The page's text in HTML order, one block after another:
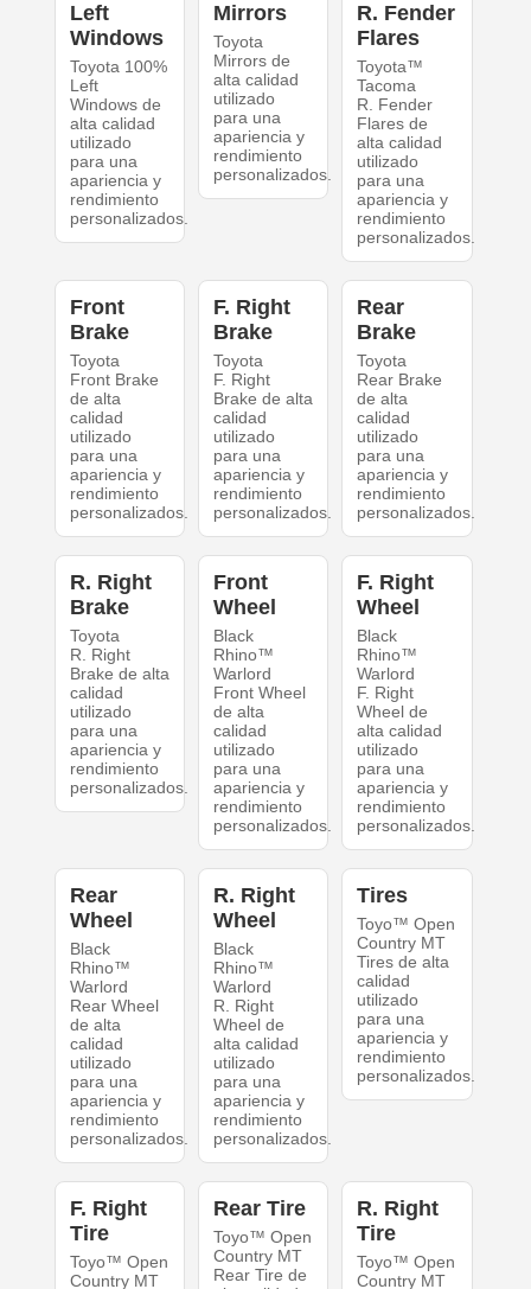
Left
Windows
Toyota 100%
Left
Windows de
alta calidad
utilizado
para una
apariencia y
rendimiento
personalizados.
Mirrors
Toyota
Mirrors de
alta calidad
utilizado
para una
apariencia y
rendimiento
personalizados.
R. Fender
Flares
Toyota™
Tacoma
R. Fender
Flares de
alta calidad
utilizado
para una
apariencia y
rendimiento
personalizados.
Front
Brake
Toyota
Front Brake
de alta
calidad
utilizado
para una
apariencia y
rendimiento
personalizados.
F. Right
Brake
Toyota
F. Right
Brake de alta
calidad
utilizado
para una
apariencia y
rendimiento
personalizados.
Rear
Brake
Toyota
Rear Brake
de alta
calidad
utilizado
para una
apariencia y
rendimiento
personalizados.
R. Right
Brake
Toyota
R. Right
Brake de alta
calidad
utilizado
para una
apariencia y
rendimiento
personalizados.
Front
Wheel
Black
Rhino™
Warlord
Front Wheel
de alta
calidad
utilizado
para una
apariencia y
rendimiento
personalizados.
F. Right
Wheel
Black
Rhino™
Warlord
F. Right
Wheel de
alta calidad
utilizado
para una
apariencia y
rendimiento
personalizados.
Rear
Wheel
Black
Rhino™
Warlord
Rear Wheel
de alta
calidad
utilizado
para una
apariencia y
rendimiento
personalizados.
R. Right
Wheel
Black
Rhino™
Warlord
R. Right
Wheel de
alta calidad
utilizado
para una
apariencia y
rendimiento
personalizados.
Tires
Toyo™ Open
Country MT
Tires de alta
calidad
utilizado
para una
apariencia y
rendimiento
personalizados.
F. Right
Tire
Toyo™ Open
Country MT
Rear Tire
Toyo™ Open
Country MT
Rear Tire de
R. Right
Tire
Toyo™ Open
Country MT